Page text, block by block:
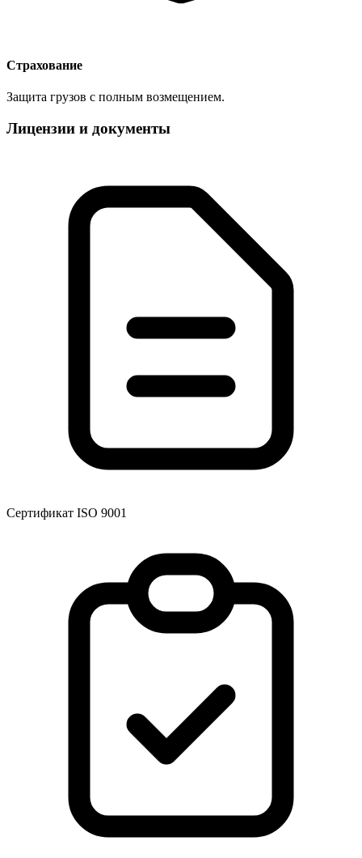
Страхование
Защита грузов с полным возмещением.
Лицензии и документы
Сертификат ISO 9001